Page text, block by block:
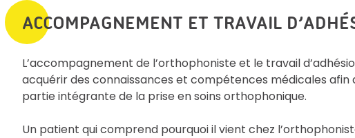
ACCOMPAGNEMENT ET TRAVAIL
L’accompagnement de l’orthophoniste et le travail
acquérir des connaissances et compétences médicales afin
partie intégrante de la prise en soins orthophonique.
Un patient qui comprend pourquoi il vient chez